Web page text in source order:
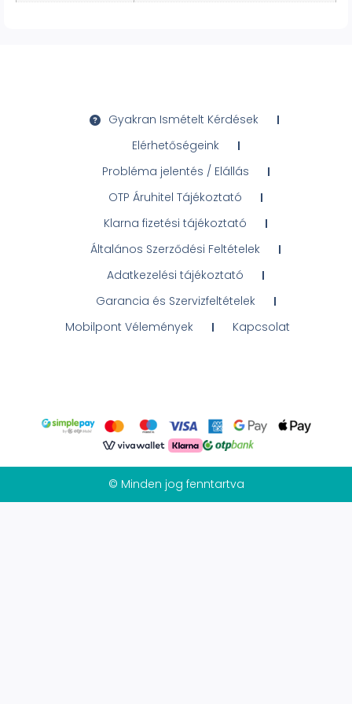
Gyakran Ismételt Kérdések
Elérhetőségeink
Probléma jelentés / Elállás
OTP Áruhitel Tájékoztató
Klarna fizetési tájékoztató
Általános Szerződési Feltételek
Adatkezelési tájékoztató
Garancia és Szervizfeltételek
Mobilpont Vélemények
Kapcsolat
© Minden jog fenntartva